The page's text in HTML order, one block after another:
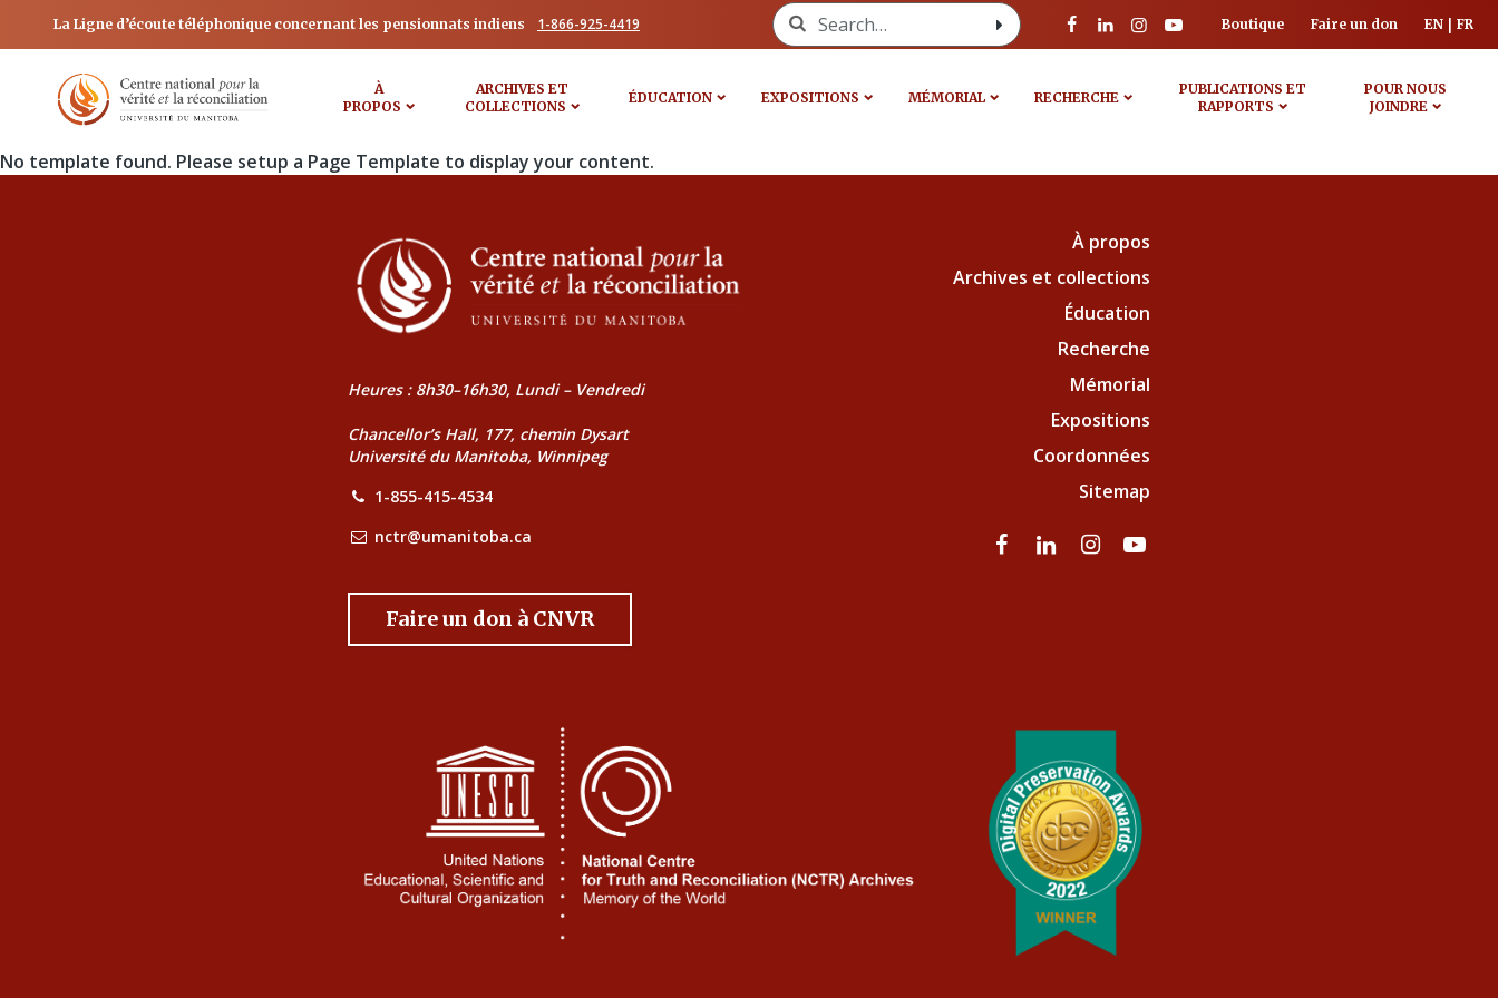
La Ligne d’écoute téléphonique concernant les pensionnats indiens 1-866-925-4419 Search for: Boutique Faire un don EN FR
À
PROPOS
ARCHIVES ET
COLLECTIONS
ÉDUCATION EXPOSITIONS MÉMORIAL RECHERCHE
PUBLICATIONS ET
RAPPORTS
POUR NOUS
JOINDRE
No template found. Please setup a Page Template to display your content.
Heures : 8h30–16h30, Lundi – Vendredi
Chancellor’s Hall, 177, chemin Dysart
Université du Manitoba, Winnipeg
1-855-415-4534
nctr@umanitoba.ca
Faire un don à CNVR
À propos
Archives et collections
Éducation
Recherche
Mémorial
Expositions
Coordonnées
Sitemap